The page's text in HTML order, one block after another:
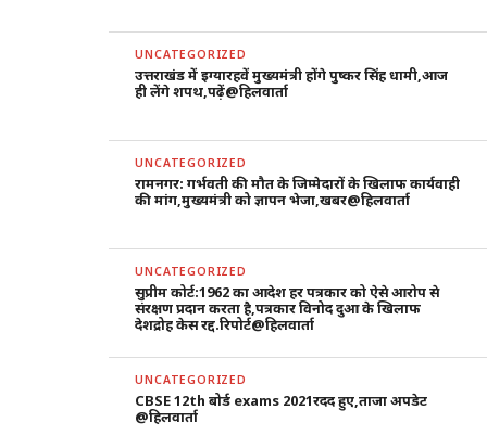
UNCATEGORIZED
उत्तराखंड में इग्यारहवें मुख्यमंत्री होंगे पुष्कर सिंह धामी,आज
ही लेंगे शपथ,पढ़ें@हिलवार्ता
UNCATEGORIZED
रामनगर: गर्भवती की मौत के जिम्मेदारों के खिलाफ कार्यवाही
की मांग,मुख्यमंत्री को ज्ञापन भेजा,खबर@हिलवार्ता
UNCATEGORIZED
सुप्रीम कोर्ट:1962 का आदेश हर पत्रकार को ऐसे आरोप से
संरक्षण प्रदान करता है,पत्रकार विनोद दुआ के खिलाफ
देशद्रोह केस रद्द.रिपोर्ट@हिलवार्ता
UNCATEGORIZED
CBSE 12th बोर्ड exams 2021रदद हुए,ताजा अपडेट
@हिलवार्ता